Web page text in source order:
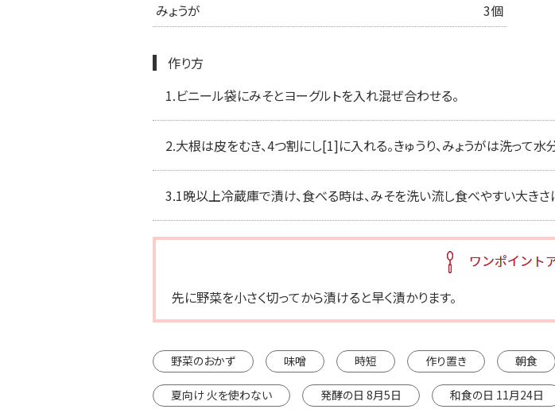
みょうが
3個
作り方
1.ビニール袋にみそとヨーグルトを入れ混ぜ合わせる。
2.大根は皮をむき、4つ割にし[1]に入れる。きゅうり、みょうがは洗って水
3.1晩以上冷蔵庫で漬け、食べる時は、みそを洗い流し食べやすい大きさ
先に野菜を小さく切ってから漬けると早く漬かります。
野菜のおかず 味噌 時短 作り置き 朝食
夏向け 火を使わない 発酵の日 8月5日 和食の日 11月24日